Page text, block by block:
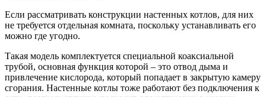
Если рассматривать конструкции настенных котлов, для них
не требуется отдельная комната, поскольку устанавливать его
можно где угодно.
Такая модель комплектуется специальной коаксиальной
трубой, основная функция которой – это отвод дыма и
привлечение кислорода, который попадает в закрытую камеру
сгорания. Настенные котлы тоже работают без подключения к